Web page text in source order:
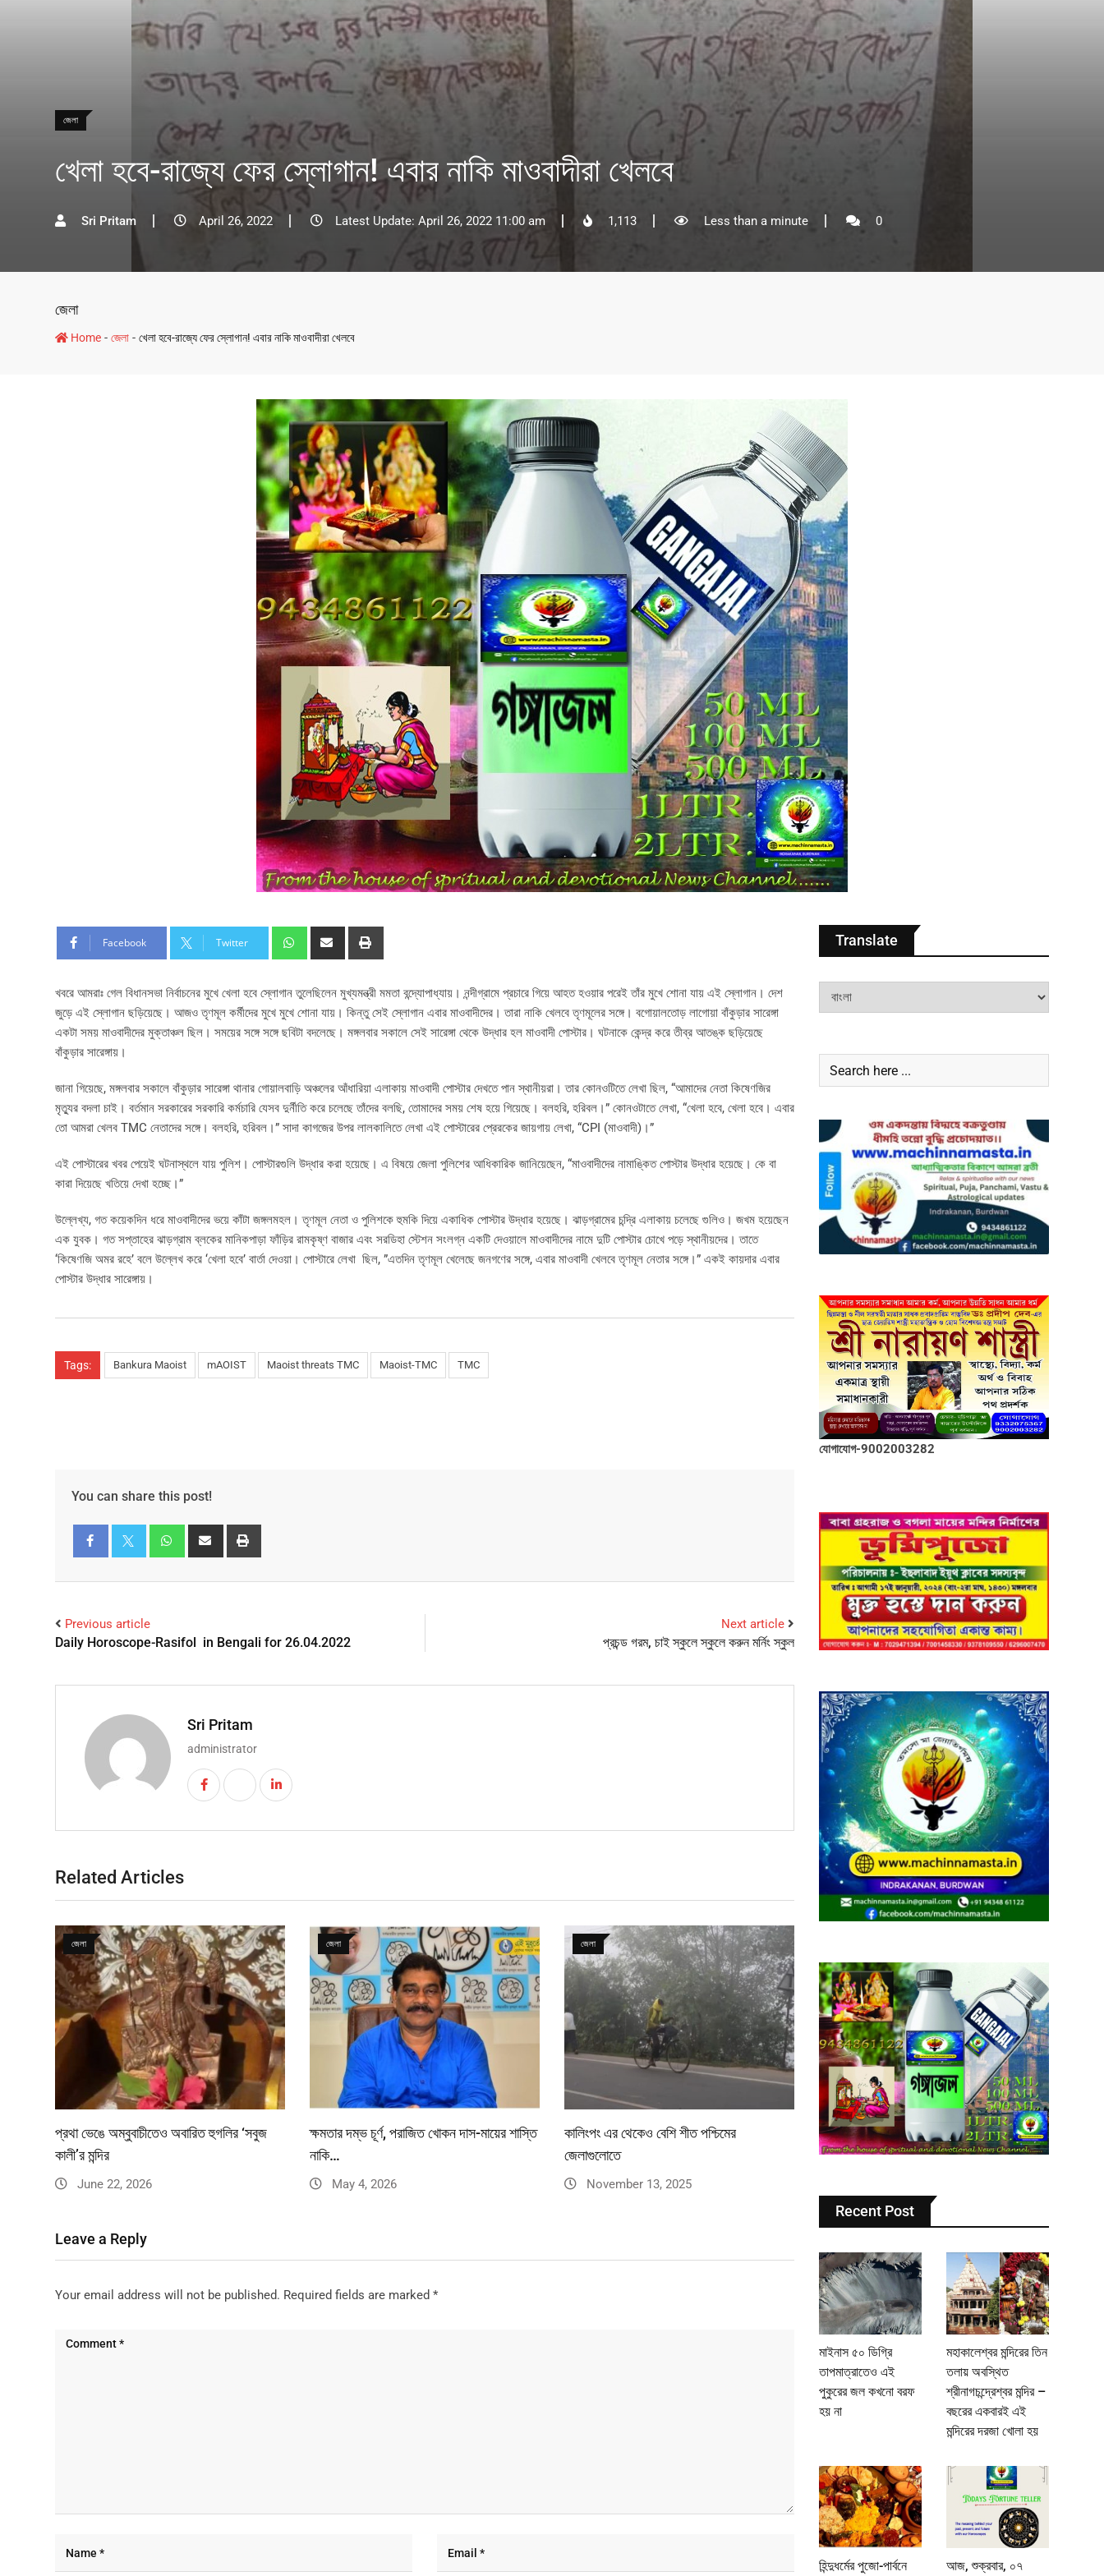
জেলা
খেলা হবে-রাজ্যে ফের স্লোগান! এবার নাকি মাওবাদীরা খেলবে
Sri Pritam April 26, 2022 Latest Update: April 26, 2022 11:00 am 1,113 Less than a minute 0
জেলা
Home - জেলা - খেলা হবে-রাজ্যে ফের স্লোগান! এবার নাকি মাওবাদীরা খেলবে
Facebook Twitter
খবরে আমরাঃ গেল বিধানসভা নির্বাচনের মুখে খেলা হবে স্লোগান তুলেছিলেন মুখ্যমন্ত্রী মমতা বন্দ্যোপাধ্যায়। নন্দীগ্রামে প্রচারে গিয়ে আহত হওয়ার পরেই তাঁর মুখে শোনা যায় এই স্লোগান। দেশ
জুড়ে এই স্লোগান ছড়িয়েছে। আজও তৃণমূল কর্মীদের মুখে মুখে শোনা যায়। কিন্তু সেই স্লোগান এবার মাওবাদীদের। তারা নাকি খেলবে তৃণমূলের সঙ্গে। বগোয়ালতোড় লাগোয়া বাঁকুড়ার সারেঙ্গা
একটা সময় মাওবাদীদের মুক্তাঞ্চল ছিল। সময়ের সঙ্গে সঙ্গে ছবিটা বদলেছে। মঙ্গলবার সকালে সেই সারেঙ্গা থেকে উদ্ধার হল মাওবাদী পোস্টার। ঘটনাকে কেন্দ্র করে তীব্র আতঙ্ক ছড়িয়েছে
বাঁকুড়ার সারেঙ্গায়।
জানা গিয়েছে, মঙ্গলবার সকালে বাঁকুড়ার সারেঙ্গা থানার গোয়ালবাড়ি অঞ্চলের আঁধারিয়া এলাকায় মাওবাদী পোস্টার দেখতে পান স্থানীয়রা। তার কোনওটিতে লেখা ছিল, “আমাদের নেতা কিষেণজির
মৃত্যুর বদলা চাই। বর্তমান সরকারের সরকারি কর্মচারি যেসব দুর্নীতি করে চলেছে তাঁদের বলছি, তোমাদের সময় শেষ হয়ে গিয়েছে। বলহরি, হরিবল।” কোনওটাতে লেখা, “খেলা হবে, খেলা হবে। এবার
তো আমরা খেলব TMC নেতাদের সঙ্গে। বলহরি, হরিবল।” সাদা কাগজের উপর লালকালিতে লেখা এই পোস্টারের প্রেরকের জায়গায় লেখা, “CPI (মাওবাদী)।”
এই পোস্টারের খবর পেয়েই ঘটনাস্থলে যায় পুলিশ। পোস্টারগুলি উদ্ধার করা হয়েছে। এ বিষয়ে জেলা পুলিশের আধিকারিক জানিয়েছেন, “মাওবাদীদের নামাঙ্কিত পোস্টার উদ্ধার হয়েছে। কে বা
কারা দিয়েছে খতিয়ে দেখা হচ্ছে।”
উল্লেখ্য, গত কয়েকদিন ধরে মাওবাদীদের ভয়ে কাঁটা জঙ্গলমহল। তৃণমূল নেতা ও পুলিশকে হুমকি দিয়ে একাধিক পোস্টার উদ্ধার হয়েছে। ঝাড়গ্রামের চন্দ্রি এলাকায় চলেছে গুলিও। জখম হয়েছেন
এক যুবক। গত সপ্তাহের ঝাড়গ্রাম ব্লকের মানিকপাড়া ফাঁড়ির রামকৃষ্ণ বাজার এবং সরডিহা স্টেশন সংলগ্ন একটি দেওয়ালে মাওবাদীদের নামে দুটি পোস্টার চোখে পড়ে স্থানীয়দের। তাতে
‘কিষেণজি অমর রহে’ বলে উল্লেখ করে ‘খেলা হবে’ বার্তা দেওয়া। পোস্টারে লেখা ছিল, ”এতদিন তৃণমূল খেলেছে জনগণের সঙ্গে, এবার মাওবাদী খেলবে তৃণমূল নেতার সঙ্গে।” একই কায়দার এবার
পোস্টার উদ্ধার সারেঙ্গায়।
Tags: Bankura Maoist mAOIST Maoist threats TMC Maoist-TMC TMC
You can share this post!
Previous article
Daily Horoscope-Rasifol in Bengali for 26.04.2022
Next article
প্রচন্ড গরম, চাই স্কুলে স্কুলে করুন মর্নিং স্কুল
Sri Pritam
administrator
Related Articles
জেলা
প্রথা ভেঙে অম্বুবাচীতেও অবারিত হুগলির ‘সবুজ
কালী’র মন্দির
June 22, 2026
জেলা
ক্ষমতার দম্ভ চূর্ণ, পরাজিত খোকন দাস-মায়ের শাস্তি
নাকি…
May 4, 2026
জেলা
কালিংপং এর থেকেও বেশি শীত পশ্চিমের
জেলাগুলোতে
November 13, 2025
Leave a Reply
Your email address will not be published. Required fields are marked *
Translate
যোগাযোগ-9002003282
Recent Post
মাইনাস ৫০ ডিগ্রি
তাপমাত্রাতেও এই
পুকুরের জল কখনো বরফ
হয় না
মহাকালেশ্বর মন্দিরের তিন
তলায় অবস্থিত
শ্রীনাগচন্দ্রেশ্বর মন্দির –
বছরের একবারই এই
মন্দিরের দরজা খোলা হয়
হিন্দুধর্মের পুজো-পার্বনে আজ, শুক্রবার, ০৭